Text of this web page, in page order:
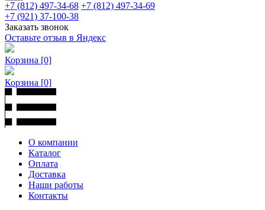
+7 (812) 497-34-68 +7 (812) 497-34-69
+7 (921) 37-100-38
Заказать звонок
Оставьте отзыв в Яндекс
Корзина [0]
Корзина [0]
О компании
Каталог
Оплата
Доставка
Наши работы
Контакты